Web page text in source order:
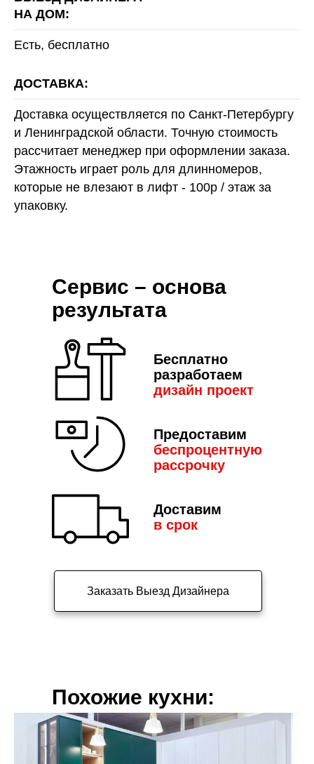
НА ДОМ:
Есть, бесплатно
ДОСТАВКА:
Доставка осуществляется по Санкт-Петербургу
и Ленинградской области. Точную стоимость
рассчитает менеджер при оформлении заказа.
Этажность играет роль для длинномеров,
которые не влезают в лифт - 100р / этаж за
упаковку.
Бесплатно
разработаем
дизайн проект
Предоставим
беспроцентную
рассрочку
Доставим
в срок
Сервис – основа
результата
Заказать Выезд Дизайнера
Похожие кухни: